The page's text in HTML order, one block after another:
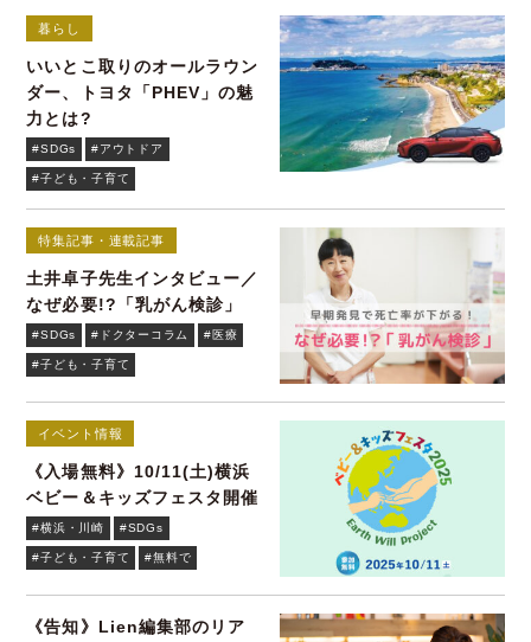
暮らし
いいとこ取りのオールラウン
ダー、トヨタ「PHEV」の魅
力とは?
#SDGs #アウトドア
#子ども・子育て
特集記事・連載記事
土井卓子先生インタビュー／
なぜ必要!?「乳がん検診」
#SDGs #ドクターコラム #医療
#子ども・子育て
イベント情報
《入場無料》10/11(土)横浜
ベビー＆キッズフェスタ開催
#横浜・川崎 #SDGs
#子ども・子育て #無料で
《告知》Lien編集部のリア